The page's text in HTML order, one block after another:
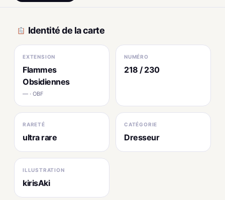
Identité de la carte
EXTENSION
Flammes
Obsidiennes
— · OBF
NUMÉRO
218 / 230
RARETÉ
ultra rare
CATÉGORIE
Dresseur
ILLUSTRATION
kirisAki